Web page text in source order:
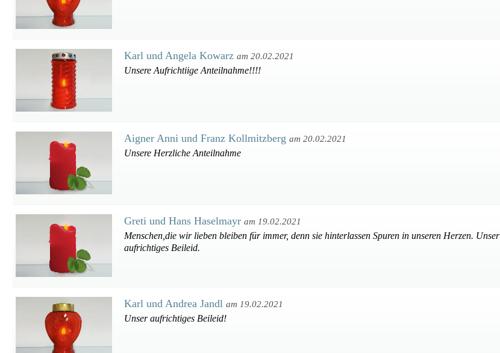
Karl und Angela Kowarz am 20.02.2021
Unsere Aufrichtiige Anteilnahme!!!!
Aigner Anni und Franz Kollmitzberg am 20.02.2021
Unsere Herzliche Anteilnahme
Greti und Hans Haselmayr am 19.02.2021
Menschen,die wir lieben bleiben für immer, denn sie hinterlassen Spuren in unseren Herzen. Unser
aufrichtiges Beileid.
Karl und Andrea Jandl am 19.02.2021
Unser aufrichtiges Beileid!